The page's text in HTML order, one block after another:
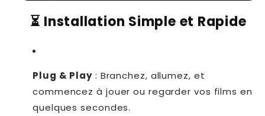
⏳ Installation Simple et Rapide
Plug & Play: Branchez, allumez, et
commencez à jouer ou regarder vos films en
quelques secondes.